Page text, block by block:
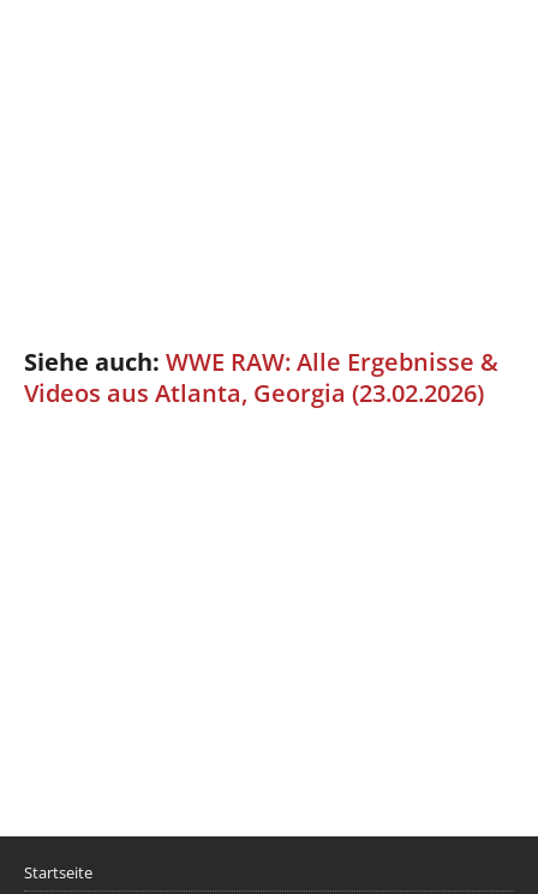
Siehe auch: WWE RAW: Alle Ergebnisse &
Videos aus Atlanta, Georgia (23.02.2026)
Startseite